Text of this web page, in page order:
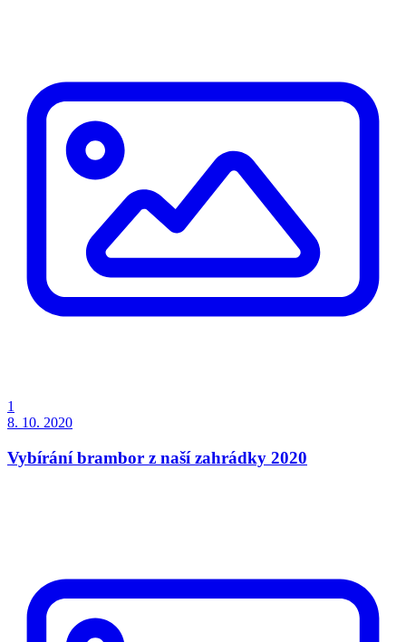
1
8. 10. 2020
Vybírání brambor z naší zahrádky 2020